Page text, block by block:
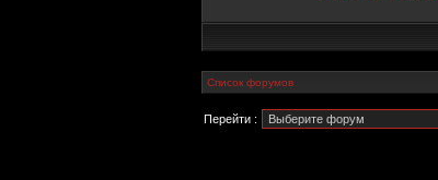
Список форумов
Перейти :